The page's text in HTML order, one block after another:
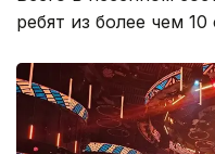
ребят из более чем 10